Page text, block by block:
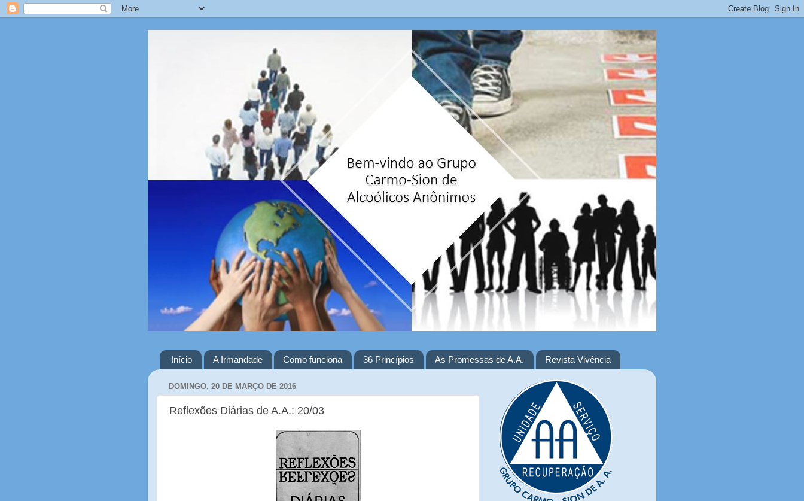
Início A Irmandade Como funciona 36 Princípios As Promessas de A.A. Revista Vivência
DOMINGO, 20 DE MARÇO DE 2016
Reflexões Diárias de A.A.: 20/03